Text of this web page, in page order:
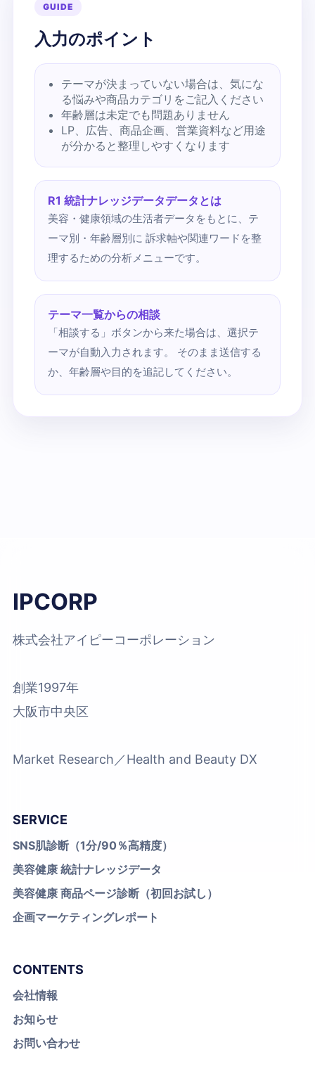
GUIDE
入力のポイント
テーマが決まっていない場合は、気にな
る悩みや商品カテゴリをご記入ください
年齢層は未定でも問題ありません
LP、広告、商品企画、営業資料など用途
が分かると整理しやすくなります
R1 統計ナレッジデータデータとは
美容・健康領域の生活者データをもとに、テ
ーマ別・年齢層別に 訴求軸や関連ワードを整
理するための分析メニューです。
テーマ一覧からの相談
「相談する」ボタンから来た場合は、選択テ
ーマが自動入力されます。 そのまま送信する
か、年齢層や目的を追記してください。
IPCORP
株式会社アイピーコーポレーション
創業1997年
大阪市中央区
Market Research／Health and Beauty DX
SERVICE
SNS肌診断（1分/90％高精度）
美容健康 統計ナレッジデータ
美容健康 商品ページ診断（初回お試し）
企画マーケティングレポート
CONTENTS
会社情報
お知らせ
お問い合わせ